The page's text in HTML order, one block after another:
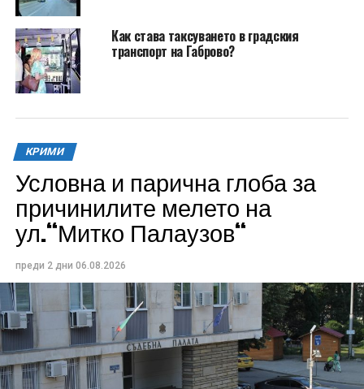
Как става таксуването в градския
транспорт на Габрово?
КРИМИ
Условна и парична глоба за
причинилите мелето на
ул.“Митко Палаузов“
преди 2 дни 06.08.2026